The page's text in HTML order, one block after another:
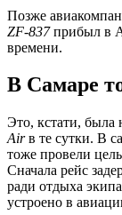
Позже
ZF-837прибыл в
времени.
В Самаре
Это, кстати, была
Airв те сутки. В
тоже провели
Сначала рейс
ради отдыха
устроено в